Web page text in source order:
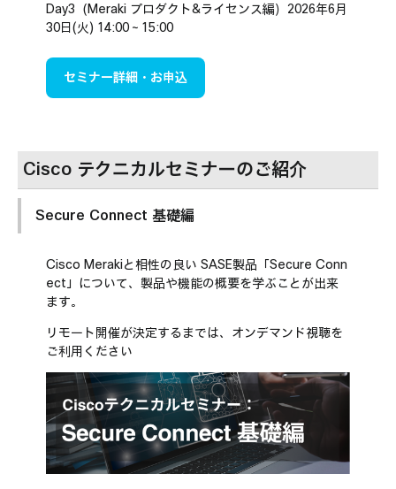
Day3（Meraki プロダクト&ライセンス編）2026年6月
30日(火) 14:00～15:00
セミナー詳細・お申込
Cisco テクニカルセミナーのご紹介
Secure Connect 基礎編
Cisco Merakiと相性の良い SASE製品「Secure Conn
ect」について、製品や機能の概要を学ぶことが出来
ます。
リモート開催が決定するまでは、オンデマンド視聴を
ご利用ください